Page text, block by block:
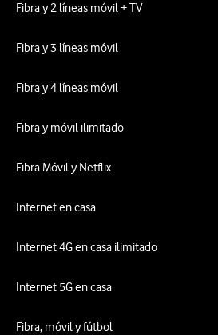
Fibra y 2 líneas móvil + TV
Fibra y 3 líneas móvil
Fibra y 4 líneas móvil
Fibra y móvil ilimitado
Fibra Móvil y Netflix
Internet en casa
Internet 4G en casa ilimitado
Internet 5G en casa
Fibra, móvil y fútbol